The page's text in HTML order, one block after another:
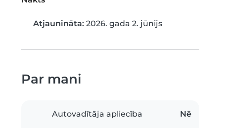
Atjaunināta: 2026. gada 2. jūnijs
Par mani
Autovadītāja apliecība Nē